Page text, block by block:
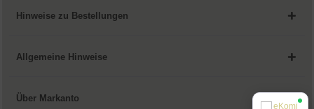
Hinweise zu Bestellungen
Allgemeine Hinweise
Über Markanto